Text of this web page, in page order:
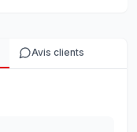
Avis clients